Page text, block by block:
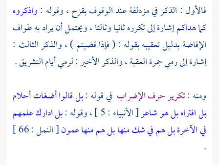
فالأول : الذكر في مزدلفة عند الوقوف بقزح ، وقوله :واذكروه
كما هداكمإشارة إلى تكرره ثانيا وثالثا ، ويحتمل أن يراد به طواف
الإفاضة بدليل تعقيبه بقوله : ( فإذا قضيتم ) ، والذكر الثالث :
إشارة إلى رمي جمرة العقبة ، والذكر الأخير : لرمي أيام التشريق .
ومنه :تكرير حرف الإضراب في قوله :بل قالوا أضغاث أحلام
بل افتراه بل هو شاعر[ الأنبياء : 5 ] ، وقوله :
بل ادارك علمهم
في الآخرة بل هم في شك منها بل هم منها عمون
[ النمل : 66 ]
.